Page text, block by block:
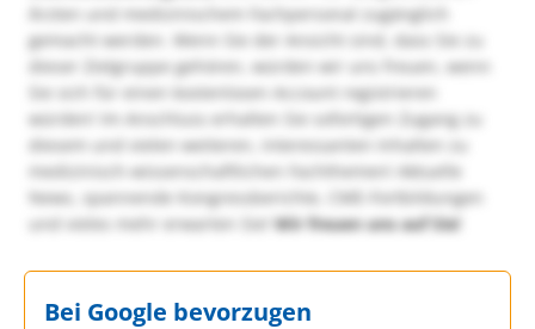
Ärzten und medizinischem Fachpersonal zugänglich
gemacht werden. Wenn Sie der Ansicht sind, dass Sie zu
dieser Zielgruppe gehören, würden wir uns freuen, wenn
Sie sich für einen kostenlosen Account registrieren
würden! Im Anschluss erhalten Sie sofortigen Zugang zu
diesem und vielen weiteren, interessanten Inhalten zu
medizinisch-wissenschaftlichen Fachthemen! Aktuelle
News, spannende Kongressberichte, CME-Fortbildungen
und vieles mehr erwarten Sie!Wir freuen uns auf Sie!
Bei Google bevorzugen